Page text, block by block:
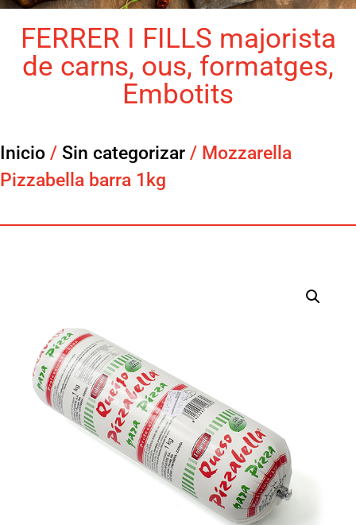
FERRER I FILLS majorista
de carns, ous, formatges,
Embotits
Inicio / Sin categorizar / Mozzarella
Pizzabella barra 1kg